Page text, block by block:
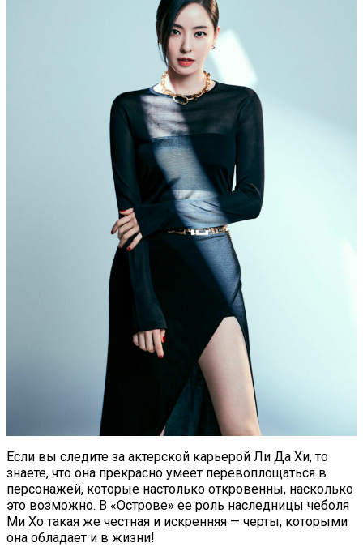
Если вы следите за актерской карьерой Ли Да Хи, то
знаете, что она прекрасно умеет перевоплощаться в
персонажей, которые настолько откровенны, насколько
это возможно. В «Острове» ее роль наследницы чеболя
Ми Хо такая же честная и искренняя — черты, которыми
она обладает и в жизни!